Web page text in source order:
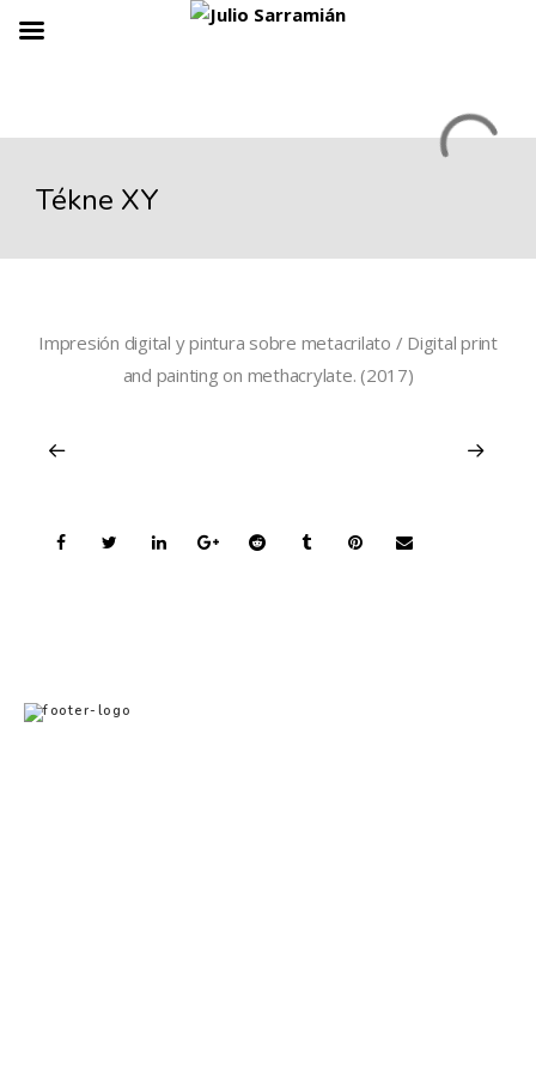
Tékne XY
Impresión digital y pintura sobre metacrilato / Digital print
and painting on methacrylate. (2017)